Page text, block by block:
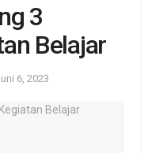
3
Belajar
6, 2023